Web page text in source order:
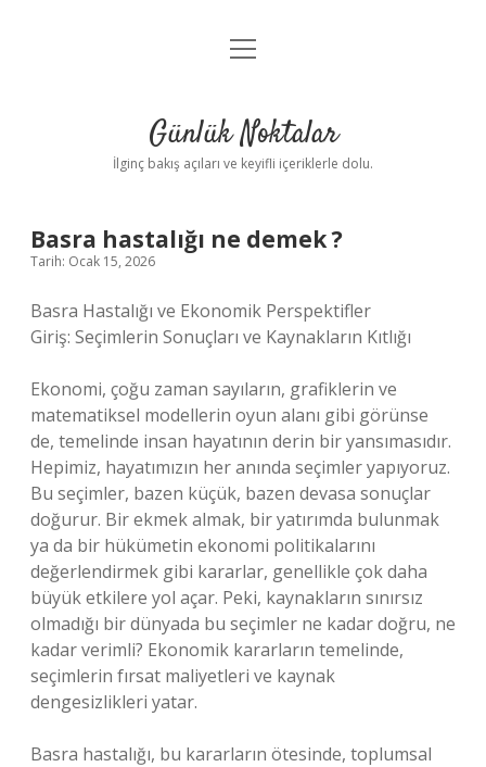
Anasayfa
Yasal Uyarı
menüyü
Günlük Noktalar
İlginç bakış açıları ve keyifli içeriklerle dolu.
Basra hastalığı ne demek ?
Tarih: Ocak 15, 2026
Basra Hastalığı ve Ekonomik Perspektifler
Giriş: Seçimlerin Sonuçları ve Kaynakların Kıtlığı
Ekonomi, çoğu zaman sayıların, grafiklerin ve
matematiksel modellerin oyun alanı gibi görünse
de, temelinde insan hayatının derin bir yansımasıdır.
Hepimiz, hayatımızın her anında seçimler yapıyoruz.
Bu seçimler, bazen küçük, bazen devasa sonuçlar
doğurur. Bir ekmek almak, bir yatırımda bulunmak
ya da bir hükümetin ekonomi politikalarını
değerlendirmek gibi kararlar, genellikle çok daha
büyük etkilere yol açar. Peki, kaynakların sınırsız
olmadığı bir dünyada bu seçimler ne kadar doğru, ne
kadar verimli? Ekonomik kararların temelinde,
seçimlerin fırsat maliyetleri ve kaynak
dengesizlikleri yatar.
Basra hastalığı, bu kararların ötesinde, toplumsal